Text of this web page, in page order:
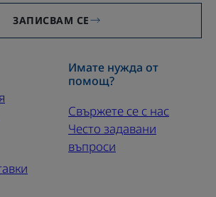
ЗАПИСВАМ СЕ
Имате нужда от
помощ?
Свържете се с нас
Често задавани
въпроси